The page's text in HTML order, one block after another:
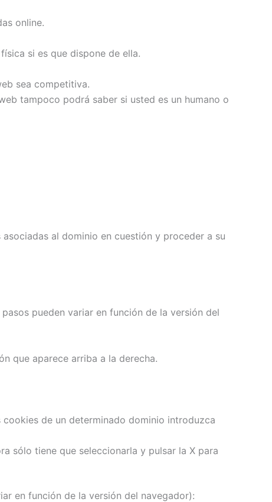
online.
si es que dispone de ella.
sea competitiva.
tampoco podrá saber si usted es un humano o
al dominio en cuestión y proceder a su
pueden variar en función de la versión del
que aparece arriba a la derecha.
de un determinado dominio introduzca
sólo tiene que seleccionarla y pulsar la X para
en función de la versión del navegador):